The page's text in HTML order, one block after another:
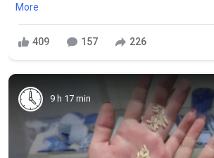
More
409 157 226
9 h 17 min